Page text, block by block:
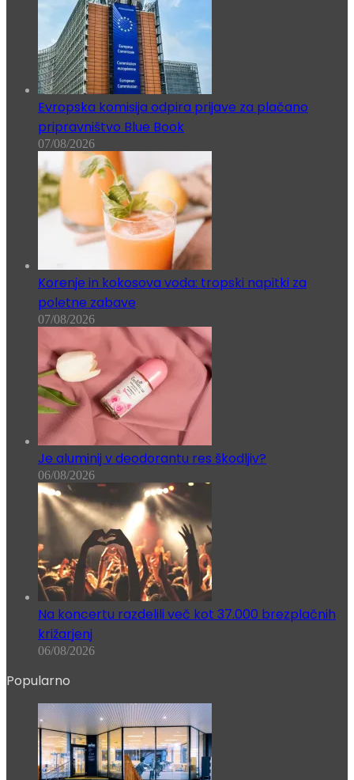
Evropska komisija odpira prijave za plačano
pripravništvo Blue Book
07/08/2026
Korenje in kokosova voda: tropski napitki za
poletne zabave
07/08/2026
Je aluminij v deodorantu res škodljiv?
06/08/2026
Na koncertu razdelili več kot 37.000 brezplačnih
križarjenj
06/08/2026
Popularno